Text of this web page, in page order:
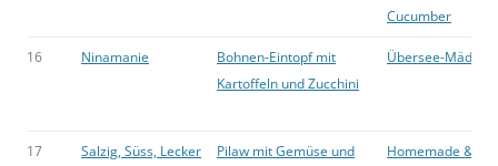
Cucumber
16 Ninamanie
Bohnen-Eintopf mit
Kartoffeln und Zucchini
Übersee-
17 Salzig, Süss, Lecker
Pilaw mit Gemüse und
Homemade &